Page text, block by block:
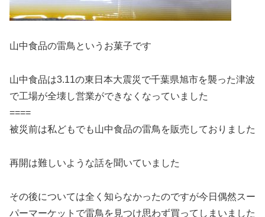
山中食品の雷鳥というお菓子です
山中食品は3.11の東日本大震災で千葉県旭市を襲った津波
で工場が全壊し営業ができなくなっていました
====
被災前は私どもでも山中食品の雷鳥を販売しておりました
再開は難しいような話を聞いていました
その後については全く知らなかったのですが今日偶然スー
パーマーケットで雷鳥を見つけ思わず買ってしまいました